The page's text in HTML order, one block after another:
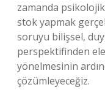
zamanda
stok yapmak
soruyu bilişsel,
perspektifinden
yönelmesinin
çözümleyeceğiz.